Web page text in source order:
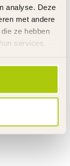
analyse. Deze
met andere
ze hebben
services.